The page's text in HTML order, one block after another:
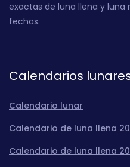
exactas de luna llena y luna
fechas.
Calendarios
Calendario lunar
Calendario de luna llena
Calendario de luna llena